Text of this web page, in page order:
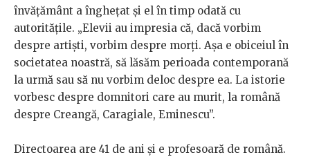
învățământ a înghețat și el în timp odată cu
autoritățile. „Elevii au impresia că, dacă vorbim
despre artiști, vorbim despre morți. Așa e obiceiul în
societatea noastră, să lăsăm perioada contemporană
la urmă sau să nu vorbim deloc despre ea. La istorie
vorbesc despre domnitori care au murit, la română
despre Creangă, Caragiale, Eminescu”.
Directoarea are 41 de ani și e profesoară de română.